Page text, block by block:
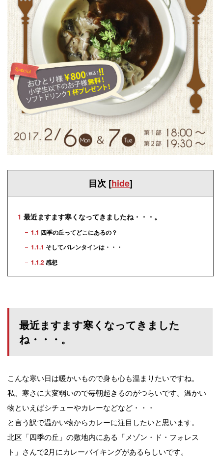
目次 [hide]
1 最近ますます寒くなってきましたね・・・。
1.1 四季の丘ってどこにあるの？
1.1.1 そしてバレンタインは・・・
1.1.2 感想
最近ますます寒くなってきました
ね・・・。
こんな寒い日は暖かいもので身も心も温まりたいですね。
私、寒さに大変弱いので毎朝起きるのがつらいです。温かい
物といえばシチューやカレーなどなど・・・
と言う訳で温かい物からカレーに注目したいと思います。
北区「四季の丘」の敷地内にある「メゾン・ド・フォレス
ト」さんで2月にカレーバイキングがあるらしいです。